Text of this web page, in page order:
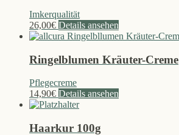
Imkerqualität
26,00€ Details ansehen
Ringelblumen Kräuter-Creme
Pflegecreme
14,90€ Details ansehen
Haarkur 100g